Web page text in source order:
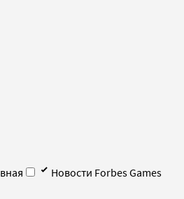
Новости Forbes Games